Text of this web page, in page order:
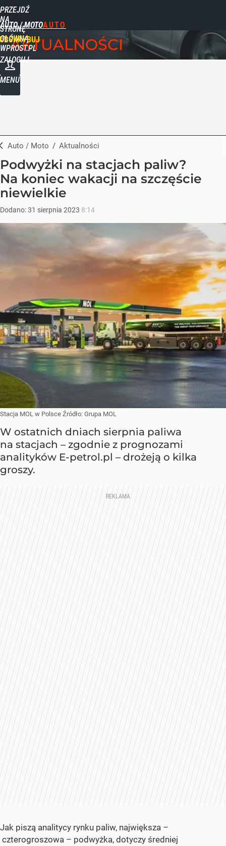
PRZEJDŹ
NA
STRONĘ
GŁÓWNĄ
WPROST.PL
AUTO / MOTO
ZALOGUJ
MENU
AKTUALNOŚCI
Auto / Moto / Aktualności
Podwyżki na stacjach paliw?
Na koniec wakacji na szczęście
niewielkie
Dodano:31 sierpnia 2023 8:14
Stacja MOL w Polsce Źródło: Grupa MOL
W ostatnich dniach sierpnia paliwa
na stacjach – zgodnie z prognozami
analityków E-petrol.pl – drożeją o kilka
groszy.
Jak piszą analitycy rynku paliw, największa –
czterogroszowa – podwyżka, dotyczy średniej